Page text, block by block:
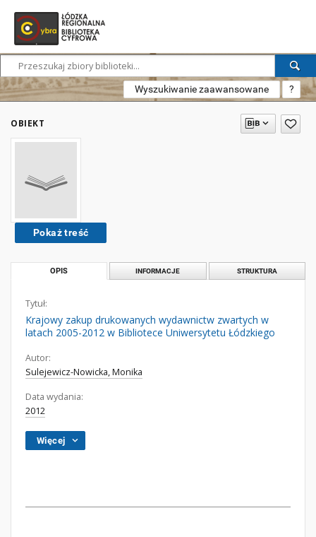
Wyszukiwanie zaawansowane ?
OBIEKT
Pokaż treść
OPIS INFORMACJE STRUKTURA
Tytuł:
Krajowy zakup drukowanych wydawnictw zwartych w
latach 2005-2012 w Bibliotece Uniwersytetu Łódzkiego
Autor:
Sulejewicz-Nowicka, Monika
Data wydania:
2012
Więcej